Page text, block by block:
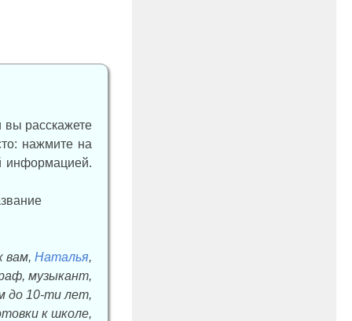
вы расскажете
нажмите на
информацией.
вам, Наталья,
музыкант,
до 10-ти лет,
к школе,